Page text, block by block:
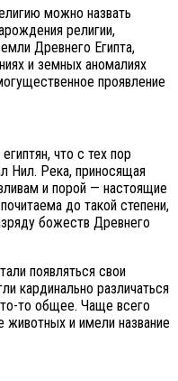
можно назвать
религии,
Древнего Египта,
и земных аномалиях
проявление
что с тех пор
Нил. Река, приносящая
и порой — настоящие
до такой степени,
божеств Древнего
появляться свои
кардинально различаться
то общее. Чаще всего
животных и имели название